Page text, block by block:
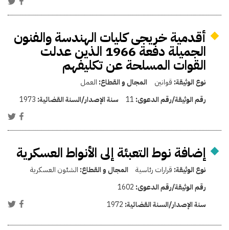
أقدمية خريجى كليات الهندسة والفنون
الجميلة دفعة 1966 الذين عدلت
القوات المسلحة عن تكليفهم
نوع الوثيقة: قوانين المجال و القطاع: العمل
رقم الوثيقة/رقم الدعوى: 11 سنة الإصدار/السنة القضائية: 1973
إضافة نوط التعبئة إلى الأنواط العسكرية
نوع الوثيقة: قرارات رئاسية المجال و القطاع: الشئون العسكرية
رقم الوثيقة/رقم الدعوى: 1602
سنة الإصدار/السنة القضائية: 1972